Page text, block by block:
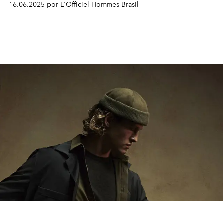
16.06.2025 por L'Officiel Hommes Brasil